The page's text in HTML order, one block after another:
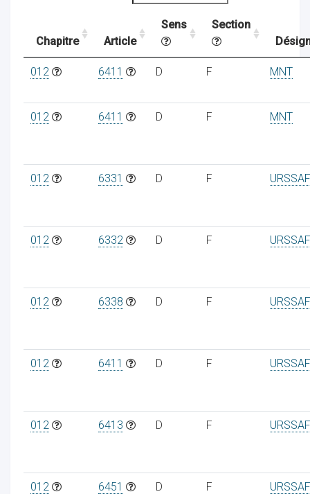
Chapitre Article
Sens
Section
012 6411 D F MNT
012 6411 D F MNT
012 6331 D F
012 6332 D F
012 6338 D F
012 6411 D F
012 6413 D F
012 6451 D F